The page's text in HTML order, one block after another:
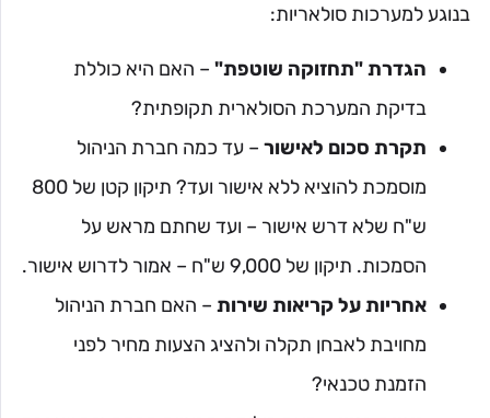
בנוגע למערכות סולאריות:
הגדרת "תחזוקה שוטפת" – האם היא כוללת
בדיקת המערכת הסולארית תקופתית?
תקרת סכום לאישור – עד כמה חברת הניהול
מוסמכת להוציא ללא אישור ועד? תיקון קטן של 800
ש"ח שלא דרש אישור – ועד שחתם מראש על
הסמכות. תיקון של 9,000 ש"ח – אמור לדרוש אישור.
אחריות על קריאות שירות – האם חברת הניהול
מחויבת לאבחן תקלה ולהציג הצעות מחיר לפני
הזמנת טכנאי?